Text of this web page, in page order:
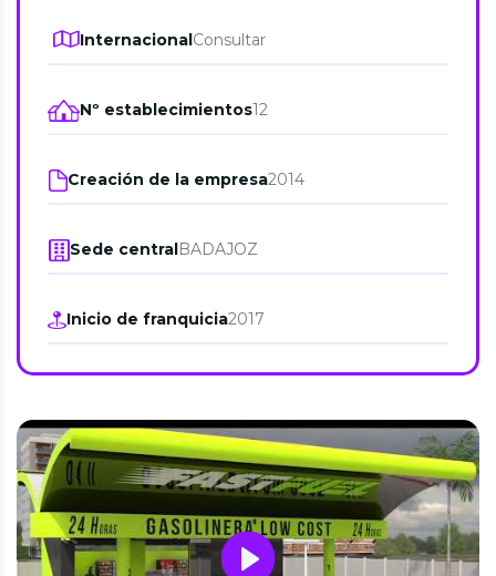
InternacionalConsultar
Nº establecimientos12
Creación de la empresa2014
Sede centralBADAJOZ
Inicio de franquicia2017